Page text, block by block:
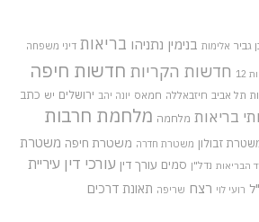
גביר אלימות בנימין נתניהו בריאות דיני משפחה
12 חדשות הקריות חדשות חיפה
תל אביב חיזבאללה חמאס יונה יהב ירושלים יש כתב
בריאות מלחמה מלחמת חרבות
זבולון משטרת חדרה משטרת חיפה משטרת
הבריאות נדל"ן סמים עורך דין עורכי דין עיריית
רועי לוי רצח שריפה תאונת דרכים